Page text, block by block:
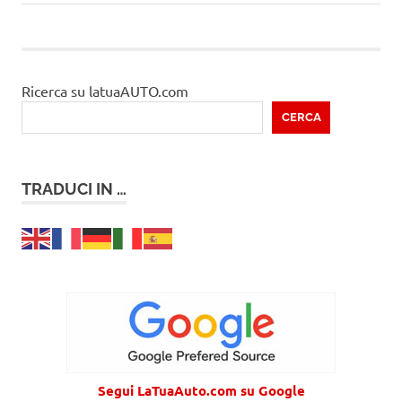
articoli articolo
Ricerca su latuaAUTO.com
CERCA
TRADUCI IN …
Segui LaTuaAuto.com su Google